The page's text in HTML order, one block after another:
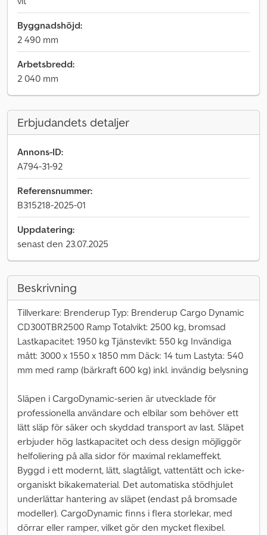
Byggnadshöjd:
2 490 mm
Arbetsbredd:
2 040 mm
Erbjudandets detaljer
Annons-ID:
A794-31-92
Referensnummer:
B315218-2025-01
Uppdatering:
senast den 23.07.2025
Beskrivning
Tillverkare: Brenderup Typ: Brenderup Cargo Dynamic
CD300TBR2500 Ramp Totalvikt: 2500 kg, bromsad
Lastkapacitet: 1950 kg Tjänstevikt: 550 kg Invändiga
mått: 3000 x 1550 x 1850 mm Däck: 14 tum Lastyta: 540
mm med ramp (bärkraft 600 kg) inkl. invändig belysning
Släpen i CargoDynamic-serien är utvecklade för
professionella användare och elbilar som behöver ett
lätt släp för säker och skyddad transport av last. Släpet
erbjuder hög lastkapacitet och dess design möjliggör
helfoliering på alla sidor för maximal reklameffekt.
Byggd i ett modernt, lätt, slagtåligt, vattentätt och icke-
organiskt bikakematerial. Det automatiska stödhjulet
underlättar hantering av släpet (endast på bromsade
modeller). CargoDynamic finns i flera storlekar, med
dörrar eller ramper, vilket gör den mycket flexibel.